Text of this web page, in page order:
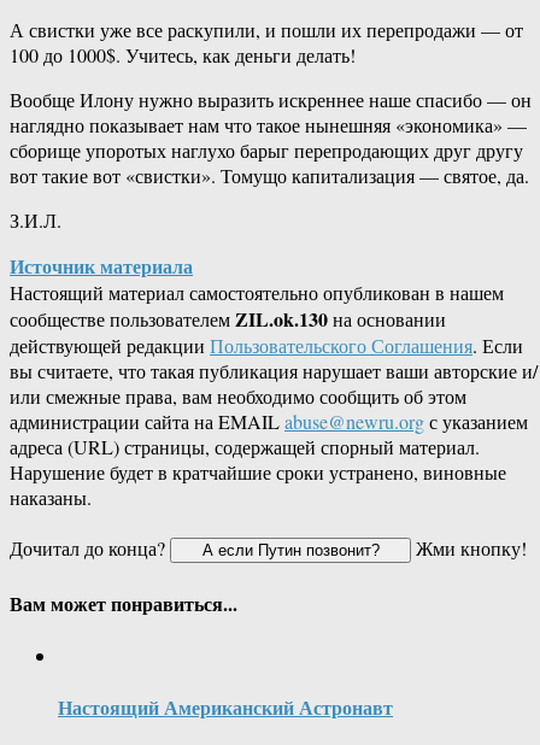
А свистки уже все раскупили, и пошли их перепродажи — от
100 до 1000$. Учитесь, как деньги делать!
Вообще Илону нужно выразить искреннее наше спасибо — он
наглядно показывает нам что такое нынешняя «экономика» —
сборище упоротых наглухо барыг перепродающих друг другу
вот такие вот «свистки». Томущо капитализация — святое, да.
З.И.Л.
Источник материала
Настоящий материал самостоятельно опубликован в нашем
сообществе пользователемZIL.ok.130на основании
действующей редакции Пользовательского Соглашения. Если
вы считаете, что такая публикация нарушает ваши авторские и/
или смежные права, вам необходимо сообщить об этом
администрации сайта на EMAILabuse@newru.orgс указанием
адреса (URL) страницы, содержащей спорный материал.
Нарушение будет в кратчайшие сроки устранено, виновные
наказаны.
Дочитал до конца?
Жми кнопку!
Вам может понравиться...
Настоящий Американский Астронавт